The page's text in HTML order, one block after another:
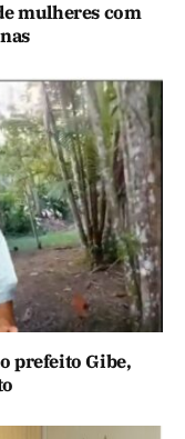
mulheres com
prefeito Gibe,